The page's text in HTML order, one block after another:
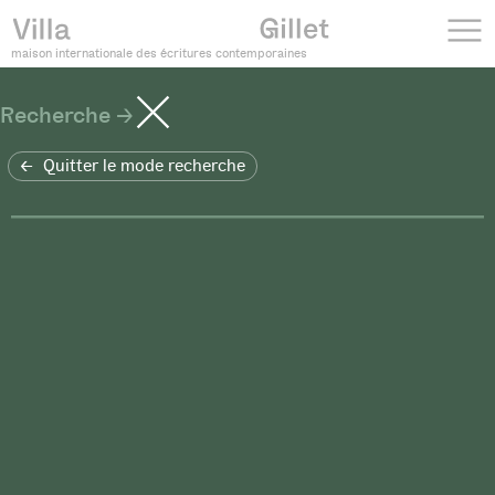
maison internationale des écritures contemporaines
Recherche
Quitter le mode recherche